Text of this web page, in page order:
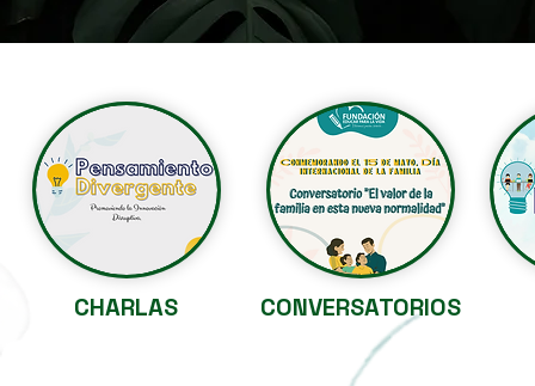
CHARLAS CONVERSATORIOS